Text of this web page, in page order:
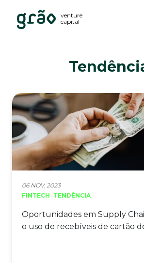
venture
capital
06 NOV, 2023
FINTECH TENDÊNCIA
Oportunidades em Supply
o uso de recebíveis de cartão